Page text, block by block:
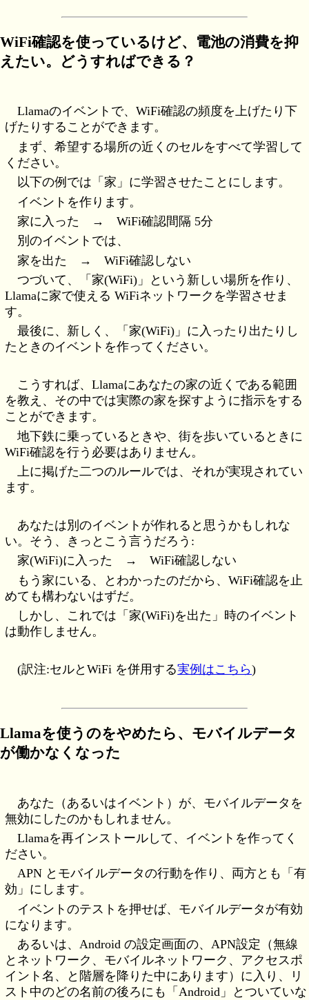
WiFi確認を使っているけど、電池の消費を抑
えたい。どうすればできる？
Llamaのイベントで、WiFi確認の頻度を上げたり下
げたりすることができます。
まず、希望する場所の近くのセルをすべて学習して
ください。
以下の例では「家」に学習させたことにします。
イベントを作ります。
家に入った → WiFi確認間隔 5分
別のイベントでは、
家を出た → WiFi確認しない
つづいて、「家(WiFi)」という新しい場所を作り、
Llamaに家で使える WiFiネットワークを学習させま
す。
最後に、新しく、「家(WiFi)」に入ったり出たりし
たときのイベントを作ってください。
こうすれば、Llamaにあなたの家の近くである範囲
を教え、その中では実際の家を探すように指示をする
ことができます。
地下鉄に乗っているときや、街を歩いているときに
WiFi確認を行う必要はありません。
上に掲げた二つのルールでは、それが実現されてい
ます。
あなたは別のイベントが作れると思うかもしれな
い。そう、きっとこう言うだろう:
家(WiFi)に入った → WiFi確認しない
もう家にいる、とわかったのだから、WiFi確認を止
めても構わないはずだ。
しかし、これでは「家(WiFi)を出た」時のイベント
は動作しません。
(訳注:セルとWiFi を併用する実例はこちら)
Llamaを使うのをやめたら、モバイルデータ
が働かなくなった
あなた（あるいはイベント）が、モバイルデータを
無効にしたのかもしれません。
Llamaを再インストールして、イベントを作ってく
ださい。
APN とモバイルデータの行動を作り、両方とも「有
効」にします。
イベントのテストを押せば、モバイルデータが有効
になります。
あるいは、Android の設定画面の、APN設定（無線
とネットワーク、モバイルネットワーク、アクセスポ
イント名、と階層を降りた中にあります）に入り、リ
スト中のどの名前の後ろにも「Android」とついていな